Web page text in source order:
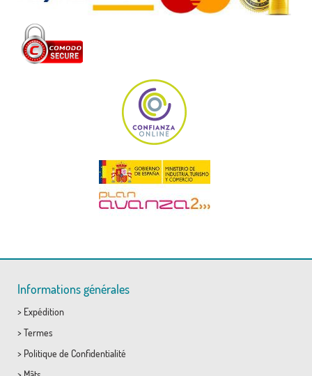
Informations générales
> Expédition
> Termes
> Politique de Confidentialité